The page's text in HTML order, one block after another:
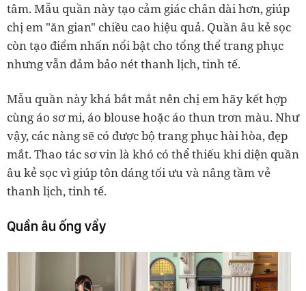
tâm. Mẫu quần này tạo cảm giác chân dài hơn, giúp
chị em "ăn gian" chiều cao hiệu quả. Quần âu kẻ sọc
còn tạo điểm nhấn nổi bật cho tổng thể trang phục
nhưng vẫn đảm bảo nét thanh lịch, tinh tế.
Mẫu quần này khá bắt mắt nên chị em hãy kết hợp
cùng áo sơ mi, áo blouse hoặc áo thun trơn màu. Như
vậy, các nàng sẽ có được bộ trang phục hài hòa, đẹp
mắt. Thao tác sơ vin là khó có thể thiếu khi diện quần
âu kẻ sọc vì giúp tôn dáng tối ưu và nâng tầm vẻ
thanh lịch, tinh tế.
Quần âu ống vẩy